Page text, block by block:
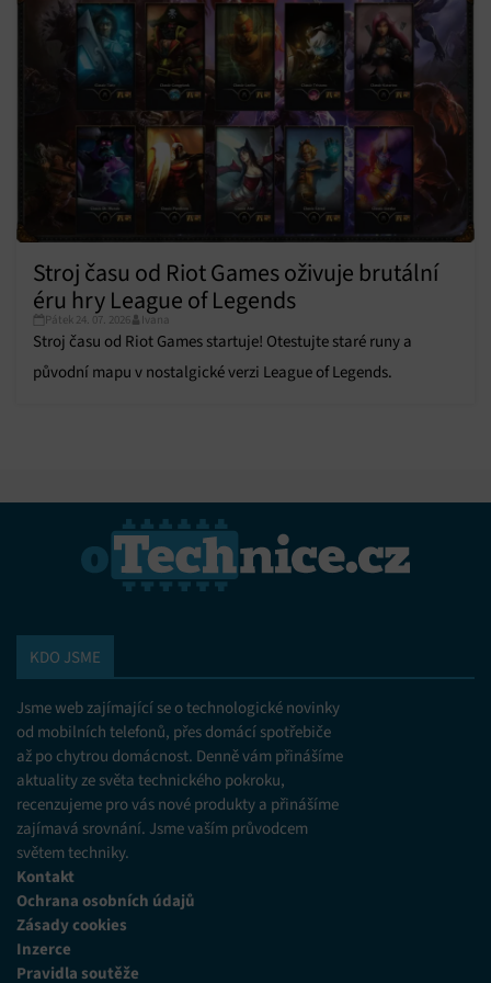
Zajištění bezpečnosti, předcházení a zjišťování
podvodů a odstraňování chyb, Poskytování a
zobrazování reklamy a obsahu, Ukládání a sdělování
voleb ochrany osobních údajů.
Vždy aktivní
Stroj času od Riot Games oživuje brutální
éru hry League of Legends
Pátek 24. 07. 2026 Ivana
Stroj času od Riot Games startuje! Otestujte staré runy a
původní mapu v nostalgické verzi League of Legends.
KDO JSME
Jsme web zajímající se o technologické novinky
od mobilních telefonů, přes domácí spotřebiče
až po chytrou domácnost. Denně vám přinášíme
aktuality ze světa technického pokroku,
recenzujeme pro vás nové produkty a přinášíme
zajímavá srovnání. Jsme vaším průvodcem
světem techniky.
Kontakt
Ochrana osobních údajů
Zásady cookies
Inzerce
Pravidla soutěže